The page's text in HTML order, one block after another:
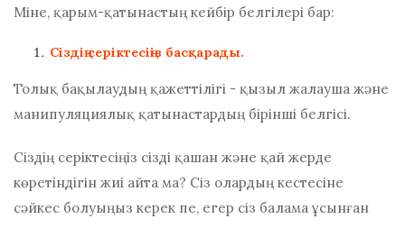
Міне, қарым-қатынастың кейбір белгілері бар:
Сіздің серіктесіңіз басқарады.
Толық бақылаудың қажеттілігі - қызыл жалауша және
манипуляциялық қатынастардың бірінші белгісі.
Сіздің серіктесіңіз сізді қашан және қай жерде
көретіндігін жиі айта ма? Сіз олардың кестесіне
сәйкес болуыңыз керек пе, егер сіз балама ұсынған